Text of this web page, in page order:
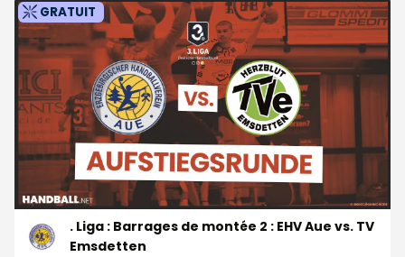
GRATUIT
. Liga : Barrages de montée 2 : EHV Aue vs. TV
Emsdetten